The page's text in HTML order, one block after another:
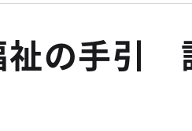
の手引